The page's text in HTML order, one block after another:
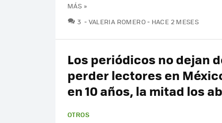
MÁS »
3 COMENTARIOS
VALERIA ROMERO HACE 2 MESES
Los periódicos no dejan
perder lectores en
en 10 años, la mitad los
OTROS